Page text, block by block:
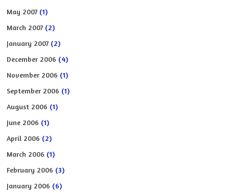
May 2007 (1)
March 2007 (2)
January 2007 (2)
December 2006 (4)
November 2006 (1)
September 2006 (1)
August 2006 (1)
June 2006 (1)
April 2006 (2)
March 2006 (1)
February 2006 (3)
January 2006 (6)